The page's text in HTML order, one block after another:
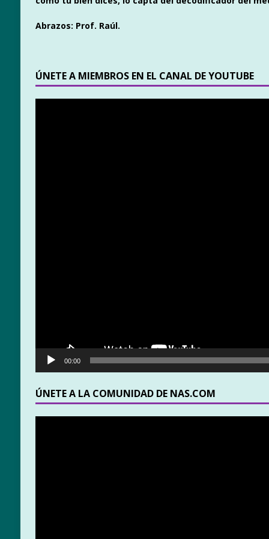
Abrazos: Prof. Raúl.
ÚNETE A MIEMBROS EN EL CANAL DE YOUTUBE
00:00
ÚNETE A LA COMUNIDAD DE NAS.COM